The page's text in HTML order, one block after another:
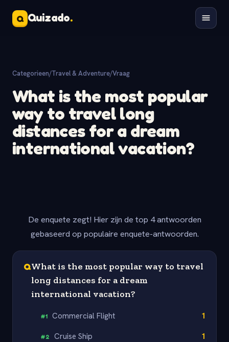
Q Quizado.
Categorieen/Travel & Adventure/Vraag
What is the most popular
way to travel long
distances for a dream
international vacation?
De enquete zegt! Hier zijn de top 4 antwoorden
gebaseerd op populaire enquete-antwoorden.
QWhat is the most popular way to travel
long distances for a dream
international vacation?
#1 Commercial Flight 1
#2 Cruise Ship 1